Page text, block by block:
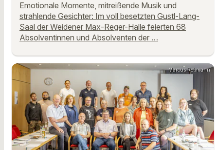
Emotionale Momente, mitreißende Musik und
strahlende Gesichter: Im voll besetzten Gustl-Lang-
Saal der Weidener Max-Reger-Halle feierten 68
Absolventinnen und Absolventen der …
Marcus Rebmann